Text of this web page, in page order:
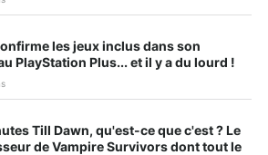
les jeux inclus dans son
PlayStation Plus... et il y a du lourd !
Till Dawn, qu'est-ce que c'est ? Le
de Vampire Survivors dont tout le